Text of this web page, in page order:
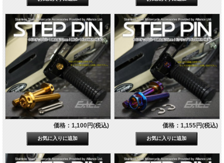
価格：1,100円(税込) 価格：1,155円(税込)